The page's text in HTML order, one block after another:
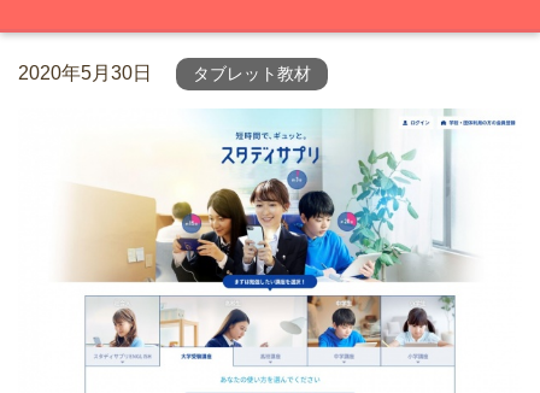
2020年5月30日 タブレット教材